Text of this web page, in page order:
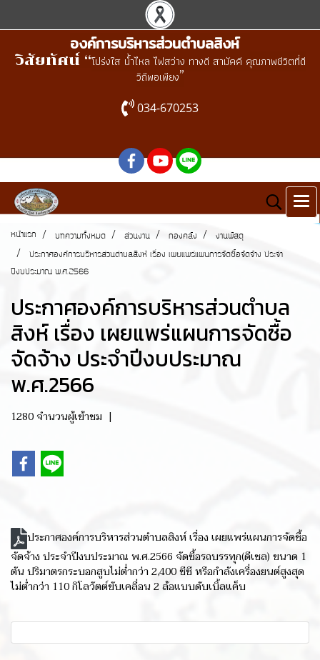
องค์การบริหารส่วนตำบลสิงห์
วิสัยทัศน์ “โปร่งใส น้ำไหล ไฟสว่าง ทางดี สามัคคี คุณภาพชีวิตที่ดี
วิถีพอเพียง”
034-670253
หน้าแรก บทความทั้งหมด ส่วนงาน กองคลัง งานพัสดุ
ประกาศองค์การบริหารส่วนตำบลสิงห์ เรื่อง เผยแพร่แผนการจัดซื้อจัดจ้าง ประจำ
ปีงบประมาณ พ.ศ.2566
ประกาศองค์การบริหารส่วนตำบล
สิงห์ เรื่อง เผยแพร่แผนการจัดซื้อ
จัดจ้าง ประจำปีงบประมาณ
พ.ศ.2566
1280 จำนวนผู้เข้าชม |
ประกาศองค์การบริหารส่วนตำบลสิงห์ เรื่อง เผยแพร่แผนการจัดซื้อ
จัดจ้าง ประจำปีงบประมาณ พ.ศ.2566 จัดซื้อรถบรรทุก(ดีเซล) ขนาด 1
ตัน ปริมาตรกระบอกสูบไม่ต่ำกว่า 2,400 ซีซี หรือกำลังเครื่องยนต์สูงสุด
ไม่ต่ำกว่า 110 กิโลวัตต์ขับเคลื่อน 2 ล้อแบบดับเบิ้ลแค็บ